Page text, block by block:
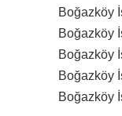
Boğazköy
Boğazköy
Boğazköy
Boğazköy
Boğazköy